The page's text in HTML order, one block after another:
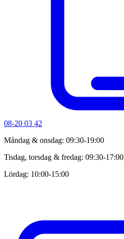
08-20 03 42
Måndag & onsdag: 09:30-19:00
Tisdag, torsdag & fredag: 09:30-17:00
Lördag: 10:00-15:00